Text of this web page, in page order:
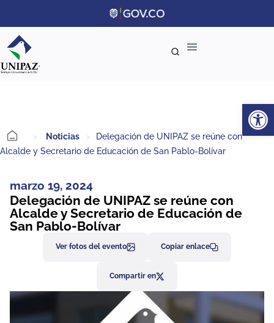
> Noticias >
Delegación de UNIPAZ se reúne con
Alcalde y Secretario de Educación de San Pablo-Bolívar
marzo 19, 2024
Delegación de UNIPAZ se reúne con
Alcalde y Secretario de Educación de
San Pablo-Bolívar
Ver fotos del evento Copiar enlace
Compartir en